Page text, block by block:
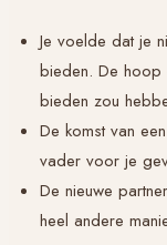
Je voelde dat je
bieden. De hoop
bieden zou
De komst van
vader voor je
De nieuwe
heel andere